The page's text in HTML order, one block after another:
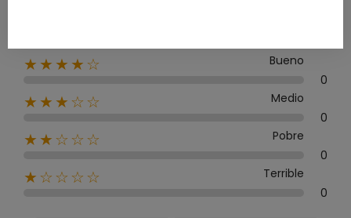
★★★★☆
Bueno
0
★★★☆☆
Medio
0
★★☆☆☆
Pobre
0
★☆☆☆☆
Terrible
0